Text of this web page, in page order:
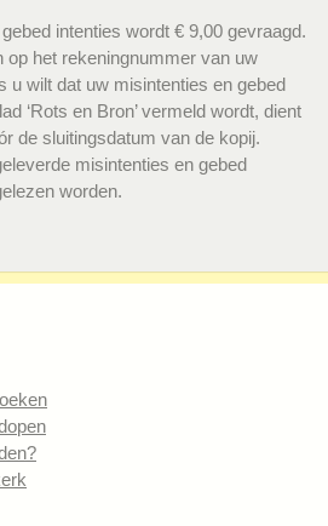
intenties wordt € 9,00 gevraagd.
op het rekeningnummer van uw
u wilt dat uw misintenties en gebed
‘Rots en Bron’ vermeld wordt, dient
de sluitingsdatum van de kopij.
misintenties en gebed
worden.